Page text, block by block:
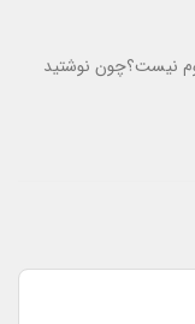
نیست؟چون نوشتید